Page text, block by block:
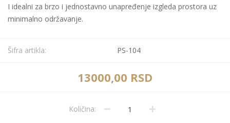
I idealni za brzo i jednostavno unapređenje izgleda prostora uz
minimalno održavanje.
Šifra artikla: PS-104
13000,00 RSD
Količina: